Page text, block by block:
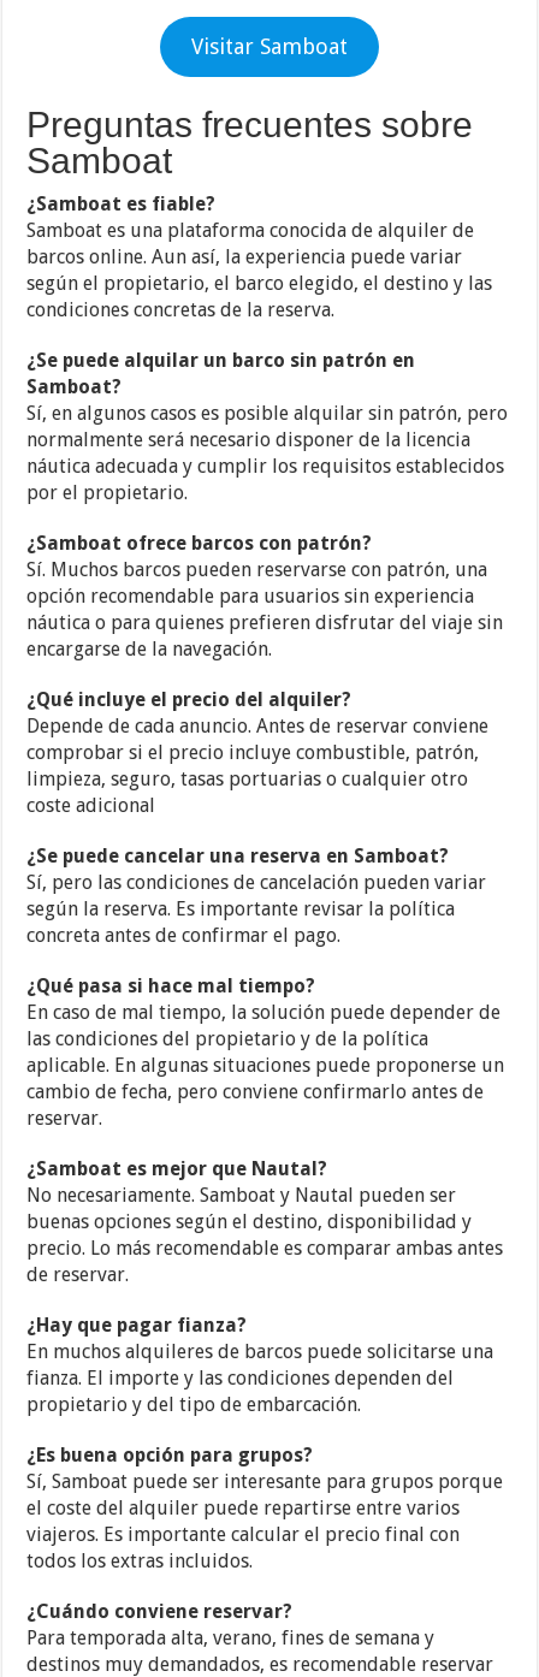
Visitar Samboat
Preguntas frecuentes sobre
Samboat
¿Samboat es fiable?
Samboat es una plataforma conocida de alquiler de
barcos online. Aun así, la experiencia puede variar
según el propietario, el barco elegido, el destino y las
condiciones concretas de la reserva.
¿Se puede alquilar un barco sin patrón en
Samboat?
Sí, en algunos casos es posible alquilar sin patrón, pero
normalmente será necesario disponer de la licencia
náutica adecuada y cumplir los requisitos establecidos
por el propietario.
¿Samboat ofrece barcos con patrón?
Sí. Muchos barcos pueden reservarse con patrón, una
opción recomendable para usuarios sin experiencia
náutica o para quienes prefieren disfrutar del viaje sin
encargarse de la navegación.
¿Qué incluye el precio del alquiler?
Depende de cada anuncio. Antes de reservar conviene
comprobar si el precio incluye combustible, patrón,
limpieza, seguro, tasas portuarias o cualquier otro
coste adicional
¿Se puede cancelar una reserva en Samboat?
Sí, pero las condiciones de cancelación pueden variar
según la reserva. Es importante revisar la política
concreta antes de confirmar el pago.
¿Qué pasa si hace mal tiempo?
En caso de mal tiempo, la solución puede depender de
las condiciones del propietario y de la política
aplicable. En algunas situaciones puede proponerse un
cambio de fecha, pero conviene confirmarlo antes de
reservar.
¿Samboat es mejor que Nautal?
No necesariamente. Samboat y Nautal pueden ser
buenas opciones según el destino, disponibilidad y
precio. Lo más recomendable es comparar ambas antes
de reservar.
¿Hay que pagar fianza?
En muchos alquileres de barcos puede solicitarse una
fianza. El importe y las condiciones dependen del
propietario y del tipo de embarcación.
¿Es buena opción para grupos?
Sí, Samboat puede ser interesante para grupos porque
el coste del alquiler puede repartirse entre varios
viajeros. Es importante calcular el precio final con
todos los extras incluidos.
¿Cuándo conviene reservar?
Para temporada alta, verano, fines de semana y
destinos muy demandados, es recomendable reservar